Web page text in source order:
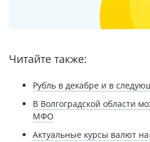
Читайте также:
Рубль в декабре и в
В Волгоградской области
МФО
Актуальные курсы валют